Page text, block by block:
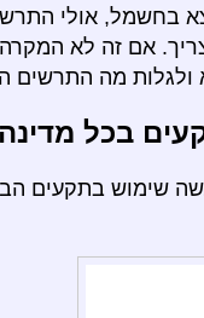
בחשמל, אולי
אם זה לא
ולגלות מה התרשים
בכל מדינה
שימוש בתקעים